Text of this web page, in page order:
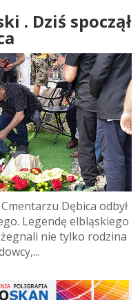
. Dziś spoczął
Dębica odbył
Legendę elbląskiego
nie tylko rodzina